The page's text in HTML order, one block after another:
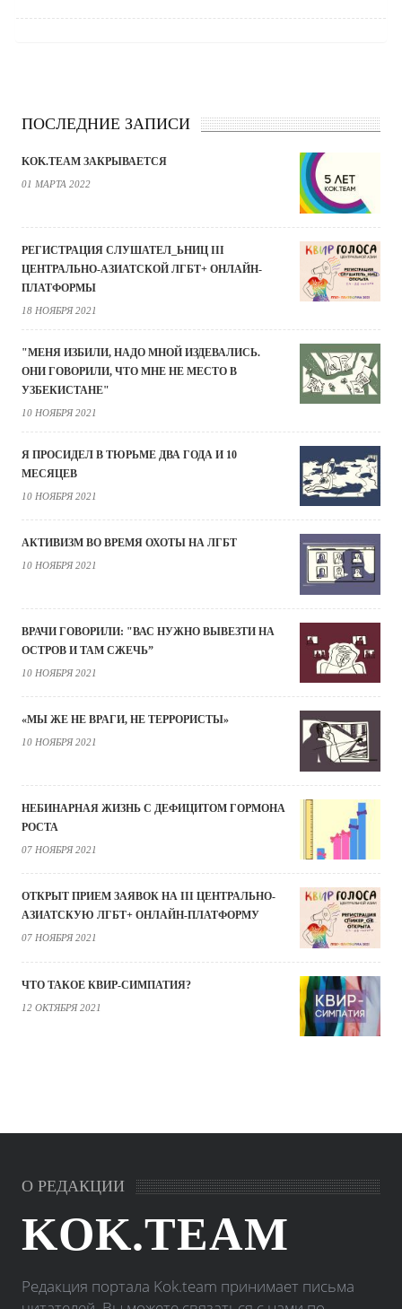
ПОСЛЕДНИЕ ЗАПИСИ
KOK.TEAM ЗАКРЫВАЕТСЯ
01 МАРТА 2022
РЕГИСТРАЦИЯ СЛУШАТЕЛ_ЬНИЦ III
ЦЕНТРАЛЬНО-АЗИАТСКОЙ ЛГБТ+ ОНЛАЙН-
ПЛАТФОРМЫ
18 НОЯБРЯ 2021
"МЕНЯ ИЗБИЛИ, НАДО МНОЙ ИЗДЕВАЛИСЬ.
ОНИ ГОВОРИЛИ, ЧТО МНЕ НЕ МЕСТО В
УЗБЕКИСТАНЕ"
10 НОЯБРЯ 2021
Я ПРОСИДЕЛ В ТЮРЬМЕ ДВА ГОДА И 10
МЕСЯЦЕВ
10 НОЯБРЯ 2021
АКТИВИЗМ ВО ВРЕМЯ ОХОТЫ НА ЛГБТ
10 НОЯБРЯ 2021
ВРАЧИ ГОВОРИЛИ: "ВАС НУЖНО ВЫВЕЗТИ НА
ОСТРОВ И ТАМ СЖЕЧЬ”
10 НОЯБРЯ 2021
«МЫ ЖЕ НЕ ВРАГИ, НЕ ТЕРРОРИСТЫ»
10 НОЯБРЯ 2021
НЕБИНАРНАЯ ЖИЗНЬ С ДЕФИЦИТОМ ГОРМОНА
РОСТА
07 НОЯБРЯ 2021
ОТКРЫТ ПРИЕМ ЗАЯВОК НА III ЦЕНТРАЛЬНО-
АЗИАТСКУЮ ЛГБТ+ ОНЛАЙН-ПЛАТФОРМУ
07 НОЯБРЯ 2021
ЧТО ТАКОЕ КВИР-СИМПАТИЯ?
12 ОКТЯБРЯ 2021
О РЕДАКЦИИ
KOK.TEAM
Редакция портала Kok.team принимает письма